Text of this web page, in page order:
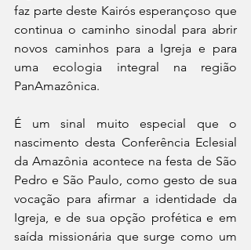
faz parte deste Kairós esperançoso que
continua o caminho sinodal para abrir
novos caminhos para a Igreja e para
uma ecologia integral na região
PanAmazônica.
É um sinal muito especial que o
nascimento desta Conferência Eclesial
da Amazônia acontece na festa de São
Pedro e São Paulo, como gesto de sua
vocação para afirmar a identidade da
Igreja, e de sua opção profética e em
saída missionária que surge como um